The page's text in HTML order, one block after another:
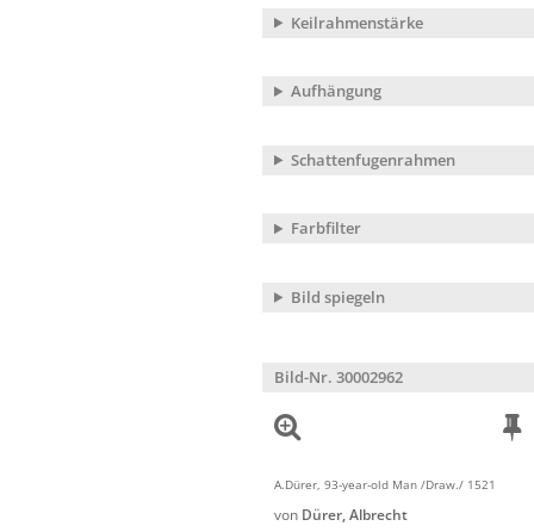
Keilrahmenstärke
Aufhängung
Schattenfugenrahmen
Farbfilter
Bild spiegeln
Bild-Nr. 30002962
A.Dürer, 93-year-old Man /Draw./ 1521
von Dürer, Albrecht